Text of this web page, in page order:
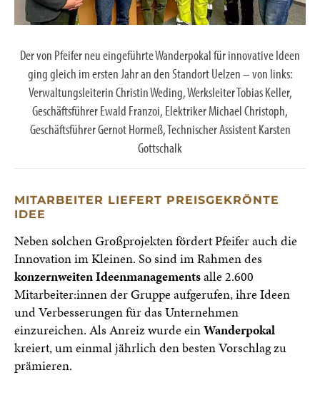
Der von Pfeifer neu eingeführte Wanderpokal für innovative Ideen
ging gleich im ersten Jahr an den Standort Uelzen – von links:
Verwaltungsleiterin Christin Weding, Werksleiter Tobias Keller,
Geschäftsführer Ewald Franzoi, Elektriker Michael Christoph,
Geschäftsführer Gernot Hormeß, Technischer Assistent Karsten
Gottschalk
MITARBEITER LIEFERT PREISGEKRÖNTE
IDEE
Neben solchen Großprojekten fördert Pfeifer auch die
Innovation im Kleinen. So sind im Rahmen des
konzernweiten Ideenmanagementsalle 2.600
Mitarbeiter:innen der Gruppe aufgerufen, ihre Ideen
und Verbesserungen für das Unternehmen
einzureichen. Als Anreiz wurde einWanderpokal
kreiert, um einmal jährlich den besten Vorschlag zu
prämieren.